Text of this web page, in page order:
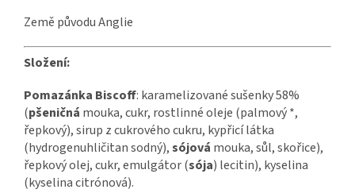
Země původu Anglie
Složení:
Pomazánka Biscoff: karamelizované sušenky 58%
(pšeničná mouka, cukr, rostlinné oleje (palmový *,
řepkový), sirup z cukrového cukru, kypřicí látka
(hydrogenuhličitan sodný),sójová mouka, sůl, skořice),
řepkový olej, cukr, emulgátor (sója) lecitin), kyselina
(kyselina citrónová).